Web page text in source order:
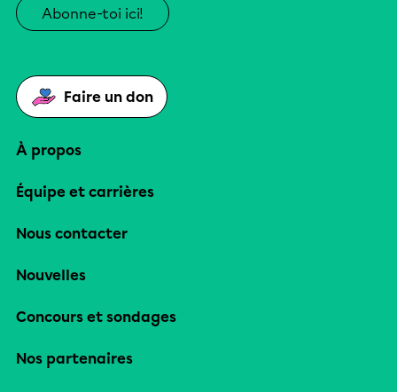
Abonne-toi ici!
Faire un don
À propos
Équipe et carrières
Nous contacter
Nouvelles
Concours et sondages
Nos partenaires